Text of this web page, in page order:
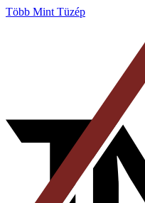
Több Mint Tüzép